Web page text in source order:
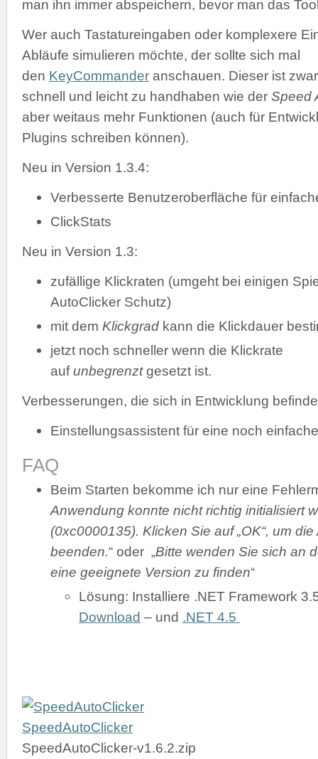
man ihn immer abspeichern, bevor man das
Wer auch Tastatureingaben oder komplexere
Abläufe simulieren möchte, der sollte sich mal
den KeyCommander anschauen. Dieser ist
schnell und leicht zu handhaben wie der Speed
aber weitaus mehr Funktionen (auch für
Plugins schreiben können).
Neu in Version 1.3.4:
Verbesserte Benutzeroberfläche für
ClickStats
Neu in Version 1.3:
zufällige Klickraten (umgeht bei einigen
AutoClicker Schutz)
mit dem Klickgrad kann die Klickdauer
jetzt noch schneller wenn die Klickrate
aufunbegrenztgesetzt ist.
Verbesserungen, die sich in Entwicklung
Einstellungsassistent für eine noch
FAQ
Beim Starten bekomme ich nur eine
Anwendung konnte nicht richtig initialisiert
(0xc0000135). Klicken Sie auf „OK“, um
beenden.“ oder „Bitte wenden Sie sich an
eine geeignete Version zu finden“
Lösung: Installiere .NET Framework
Download – und .NET 4.5
SpeedAutoClicker
SpeedAutoClicker-v1.6.2.zip